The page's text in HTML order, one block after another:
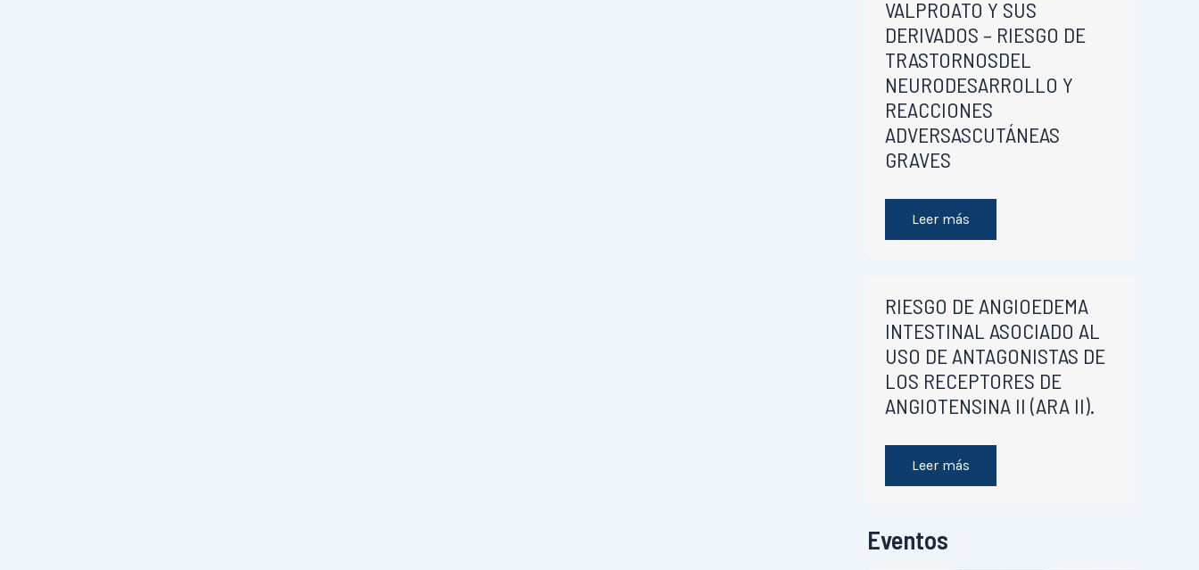
VALPROATO Y SUS
DERIVADOS – RIESGO DE
TRASTORNOSDEL
NEURODESARROLLO Y
REACCIONES
ADVERSASCUTÁNEAS
GRAVES
Leer más
RIESGO DE ANGIOEDEMA
INTESTINAL ASOCIADO AL
USO DE ANTAGONISTAS DE
LOS RECEPTORES DE
ANGIOTENSINA II (ARA II).
Leer más
Eventos